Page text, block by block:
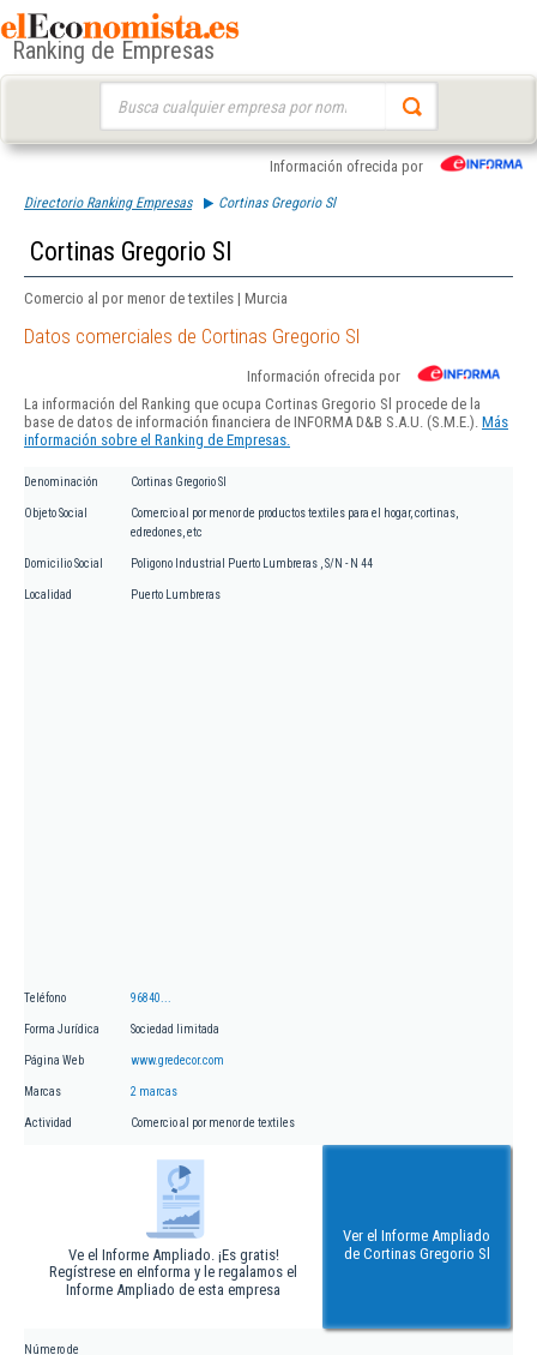
Ranking de Empresas
Información ofrecida por
Directorio Ranking Empresas Cortinas Gregorio Sl
Cortinas Gregorio Sl
Comercio al por menor de textiles | Murcia
Datos comerciales de Cortinas Gregorio Sl
Información ofrecida por
La información del Ranking que ocupa Cortinas Gregorio Sl procede de la
base de datos de información financiera de INFORMA D&B S.A.U. (S.M.E.). Más
información sobre el Ranking de Empresas.
Denominación Cortinas Gregorio Sl
Objeto Social
Comercio al por menor de productos textiles para el hogar, cortinas,
edredones, etc
Domicilio Social Poligono Industrial Puerto Lumbreras , S/N - N 44
Localidad Puerto Lumbreras
Teléfono 96840...
Forma Jurídica Sociedad limitada
Página Web www.gredecor.com
Marcas 2 marcas
Actividad Comercio al por menor de textiles
Ve el Informe Ampliado. ¡Es gratis!
Regístrese en eInforma y le regalamos el
Informe Ampliado de esta empresa
Ver el Informe Ampliado
de Cortinas Gregorio Sl
Número de